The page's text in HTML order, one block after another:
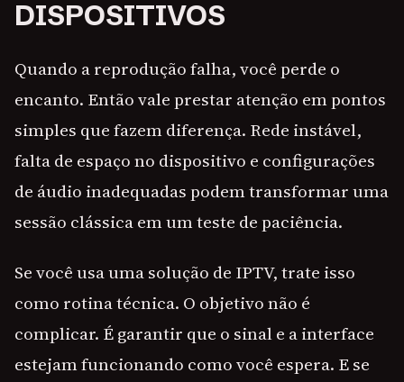
DISPOSITIVOS
Quando a reprodução falha, você perde o
encanto. Então vale prestar atenção em pontos
simples que fazem diferença. Rede instável,
falta de espaço no dispositivo e configurações
de áudio inadequadas podem transformar uma
sessão clássica em um teste de paciência.
Se você usa uma solução de IPTV, trate isso
como rotina técnica. O objetivo não é
complicar. É garantir que o sinal e a interface
estejam funcionando como você espera. E se